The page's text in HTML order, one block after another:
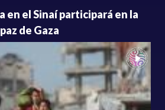
en el Sinaí participará en la
de Gaza